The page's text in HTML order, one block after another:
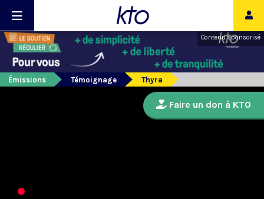
Contenu sponsorisé
Émissions Témoignage Thyra
Faire un don à KTO